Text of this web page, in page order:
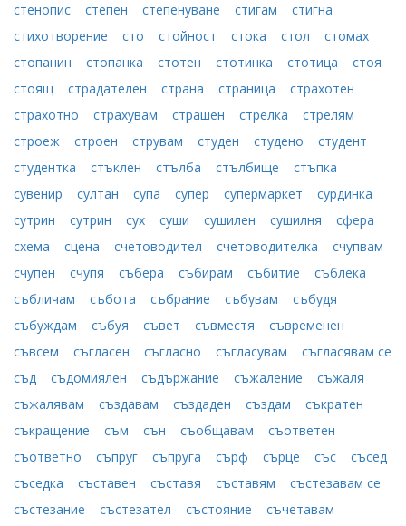
стенопис
степен степенуване стигам
стигна
стихотворение
сто стойност стока стол
стомах
стопанин
стопанка стотен стотинка стотица
стоя
стоящ
страдателен страна страница
страхотен
страхотно
страхувам страшен стрелка
стрелям
строеж
строен струвам студен студено
студент
студентка
стъклен стълба стълбище
стъпка
сувенир
султан супа супер супермаркет
сурдинка
сутрин
сутрин сух суши сушилен сушилня
сфера
схема
сцена счетоводител счетоводителка
счупвам
счупен
счупя събера събирам събитие
съблека
събличам
събота събрание събувам
събудя
събуждам
събуя съвет съвместя
съвременен
съвсем
съгласен съгласно съгласувам
съгласявам ce
съд
съдомиялен съдържание съжаление
съжаля
съжалявам
създавам създаден създам
съкратен
съкращение
съм сън съобщавам
съответен
съответно
съпруг съпруга сърф сърце със
съсед
съседка
съставен съставя съставям
състезавам ce
състезание
състезател състояние
съчетавам